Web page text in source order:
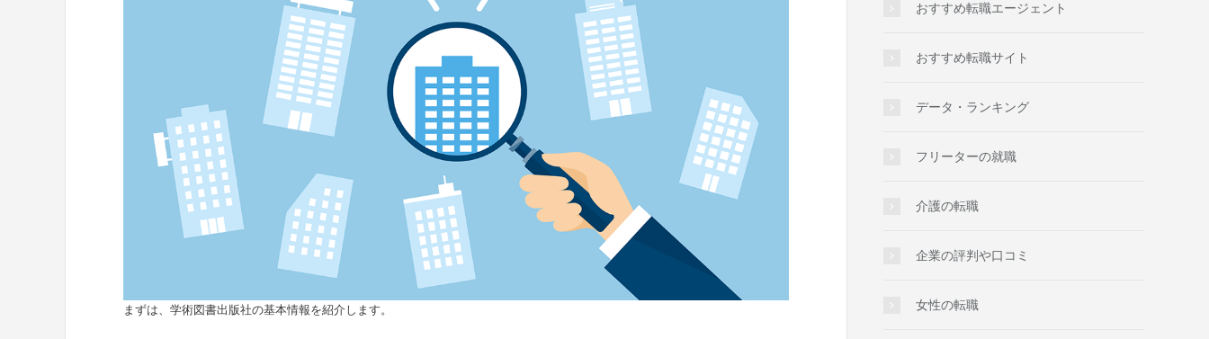
まずは、学術図書出版社の基本情報を紹介します。
おすすめ転職エージェント
おすすめ転職サイト
データ・ランキング
フリーターの就職
介護の転職
企業の評判や口コミ
女性の転職